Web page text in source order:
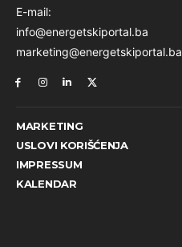
E-mail:
info@energetskiportal.ba
marketing@energetskiportal.ba
MARKETING
USLOVI KORIŠĆENJA
IMPRESSUM
KALENDAR